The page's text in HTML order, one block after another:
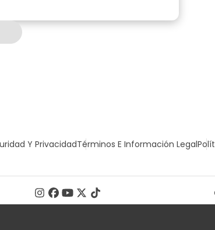
Y PrivacidadTérminos E Información Legal